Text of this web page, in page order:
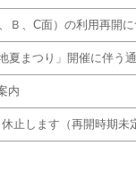
Ｂ、C面）の利用再開に
夏まつり」開催に伴う
内
止します（再開時期未